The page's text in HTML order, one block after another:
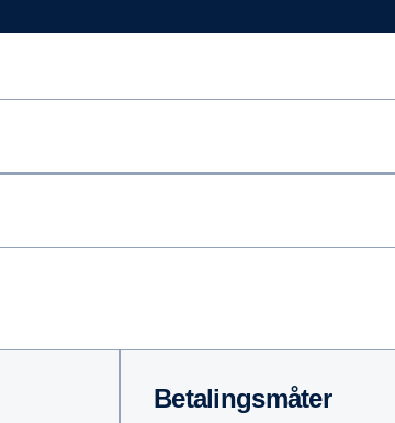
Betalingsmåter